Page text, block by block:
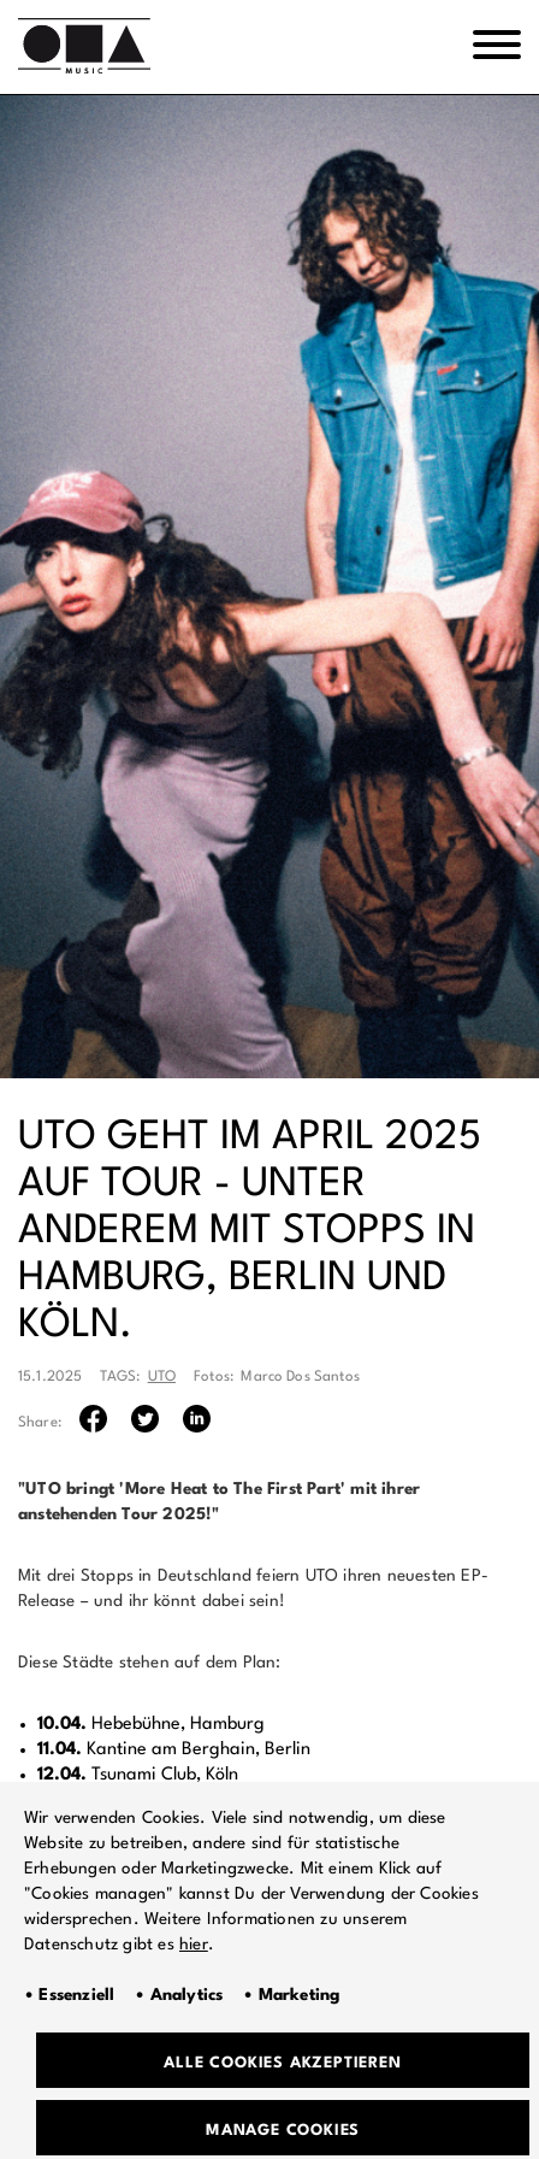
UTO GEHT IM APRIL 2025
AUF TOUR - UNTER
ANDEREM MIT STOPPS IN
HAMBURG, BERLIN UND
KÖLN.
15.1.2025 TAGS: UTO Fotos: Marco Dos Santos
Share:
"UTO bringt 'More Heat to The First Part' mit ihrer
anstehenden Tour 2025!"
Mit drei Stopps in Deutschland feiern UTO ihren neuesten EP-
Release – und ihr könnt dabei sein!
Diese Städte stehen auf dem Plan:
10.04. Hebebühne, Hamburg
11.04. Kantine am Berghain, Berlin
12.04. Tsunami Club, Köln
UTO sind Meister des Chaos, die an den Rändern der Realität
leben und ein unheimliches Hinterland der Fantasie erschaffen, in
dem Traum und Wirklichkeit aufeinandertreffen. Mit ihrer neuen
EP tauchen sie tief in die Welt der KI ein und präsentieren sich als
digitale Simulationen, die mehr sie selbst sind als jemals zuvor.
– UTO bleiben faszinierend und unberechenbar.
Tickets gibt es ab Freitag, den17.01.– sichert euch eure Tickets,
Wir verwenden Cookies. Viele sind notwendig, um diese
Website zu betreiben, andere sind für statistische
Erhebungen oder Marketingzwecke. Mit einem Klick auf
"Cookies managen" kannst Du der Verwendung der Cookies
widersprechen. Weitere Informationen zu unserem
Datenschutz gibt es hier.
• Essenziell • Analytics • Marketing
ALLE COOKIES AKZEPTIEREN
MANAGE COOKIES